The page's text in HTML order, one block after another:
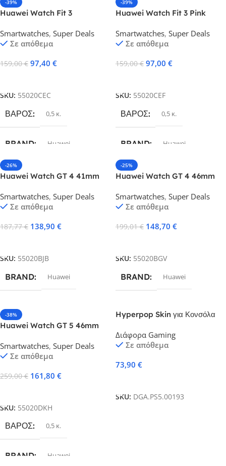
-39%
Huawei Watch Fit 3
με Παλμογράφο (Μαύρο)
Ελληνικό Μενού με 2 Χρόνια
Smartwatches, Super Deals
Σε απόθεμα
159,00€ 97,40 €
SKU: 55020CEC
ΒΆΡΟΣ 0,5 κ.
BRAND Huawei
-39%
Huawei Watch Fit 3 Pink
εγγύηση
Smartwatches, Super Deals
Σε απόθεμα
159,00€ 97,00 €
SKU: 55020CEF
ΒΆΡΟΣ 0,5 κ.
BRAND Huawei
COLOR Pink
-26%
Huawei Watch GT 4 41mm
με 2 Χρόνια εγγύηση
Smartwatches, Super Deals
Σε απόθεμα
187,77€ 138,90 €
SKU: 55020BJB
BRAND Huawei
-25%
Huawei Watch GT 4 46mm
με 2 Χρόνια εγγύηση
Smartwatches, Super Deals
Σε απόθεμα
199,01€ 148,70 €
SKU: 55020BGV
BRAND Huawei
-38%
Huawei Watch GT 5 46mm
με 2 Χρόνια εγγύηση
Smartwatches, Super Deals
Σε απόθεμα
259,00€ 161,80 €
SKU: 55020DKH
ΒΆΡΟΣ 0,5 κ.
BRAND Huawei
Hyperpop Skin για Κονσόλα
DGA.PS5.00193
Διάφορα Gaming
Σε απόθεμα
73,90 €
SKU: DGA.PS5.00193